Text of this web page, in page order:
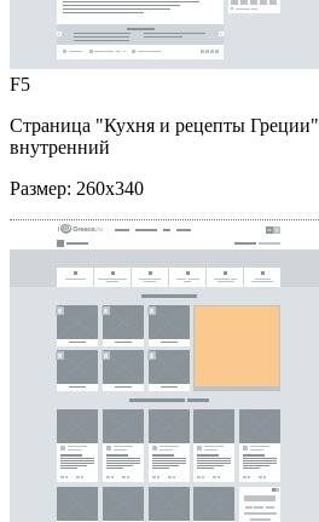
F5
Страница "Кухня и рецепты Греции"
внутренний
Размер: 260x340